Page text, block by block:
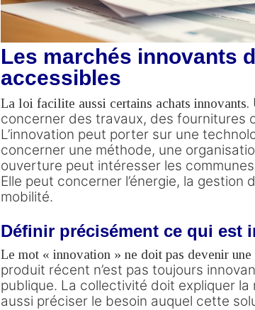
Les marchés innovants
accessibles
La loi facilite aussi certains achats innovants.
concerner des travaux, des fournitures
L’innovation peut porter sur une
concerner une méthode, une
ouverture peut intéresser les
Elle peut concerner l’énergie, la gestion
mobilité.
Définir précisément ce qui est
Le mot « innovation » ne doit pas devenir
produit récent n’est pas toujours
publique. La collectivité doit expliquer
aussi préciser le besoin auquel cette